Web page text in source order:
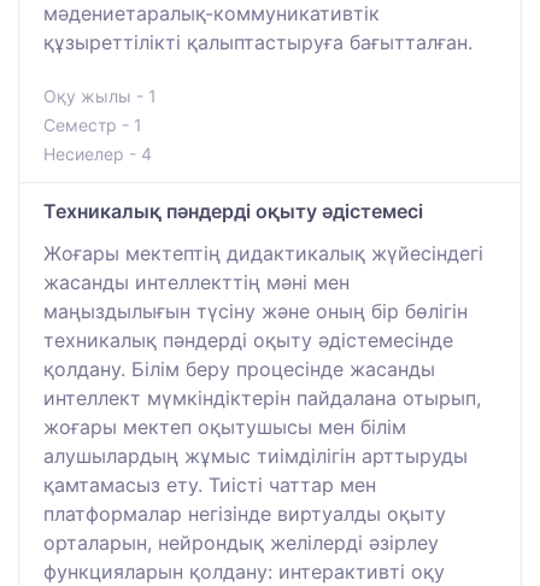
мәдениетаралық-коммуникативтік
құзыреттілікті қалыптастыруға бағытталған.
Оқу жылы - 1
Семестр - 1
Несиелер - 4
Техникалық пәндерді оқыту әдістемесі
Жоғары мектептің дидактикалық жүйесіндегі
жасанды интеллекттің мәні мен
маңыздылығын түсіну және оның бір бөлігін
техникалық пәндерді оқыту әдістемесінде
қолдану. Білім беру процесінде жасанды
интеллект мүмкіндіктерін пайдалана отырып,
жоғары мектеп оқытушысы мен білім
алушылардың жұмыс тиімділігін арттыруды
қамтамасыз ету. Тиісті чаттар мен
платформалар негізінде виртуалды оқыту
орталарын, нейрондық желілерді әзірлеу
функцияларын қолдану: интерактивті оқу